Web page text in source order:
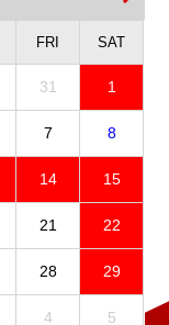
FRI SAT
31 1
7 8
14 15
21 22
28 29
4 5